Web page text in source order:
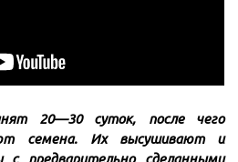
20—30 суток, после чего
семена. Их высушивают и